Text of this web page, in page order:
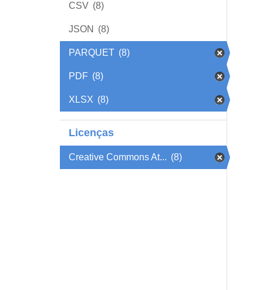
CSV (8)
JSON (8)
PARQUET (8)
PDF (8)
XLSX (8)
Licenças
Creative Commons At... (8)